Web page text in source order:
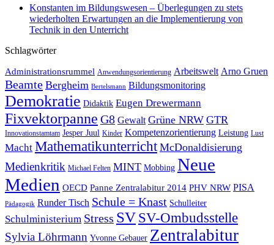
Konstanten im Bildungswesen – Überlegungen zu stets
wiederholten Erwartungen an die Implementierung von
Technik in den Unterricht
Schlagwörter
Administrationsrummel Anwendungsorientierung Arbeitswelt Arno Gruen
Beamte Bergheim Bertelsmann Bildungsmonitoring
Demokratie Didaktik Eugen Drewermann
Fixvektorpanne G8 Gewalt Grüne NRW GTR
Innovationstamtam Jesper Juul Kinder Kompetenzorientierung Leistung Lust
Macht Mathematikunterricht McDonaldisierung
Medienkritik Michael Felten MINT Mobbing Neue
Medien OECD Panne Zentralabitur 2014 PHV NRW PISA
Pädagogik Runder Tisch Schule = Knast Schulleiter
Schulministerium Stress SV SV-Ombudsstelle
Sylvia Löhrmann Yvonne Gebauer Zentralabitur